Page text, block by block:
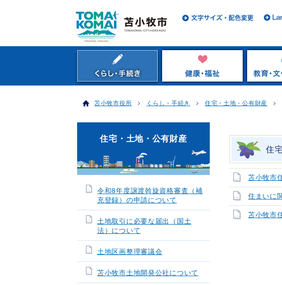
苫小牧市役所 くらし・手続き 住宅・土地・公有財産
住
苫小牧市
住まいに
苫小牧市
住宅・土地・公有財産
令和8年度譲渡斡旋資格審査（補
充登録）の申請について
土地取引に必要な届出（国土
法）について
土地区画整理審議会
苫小牧市土地開発公社について